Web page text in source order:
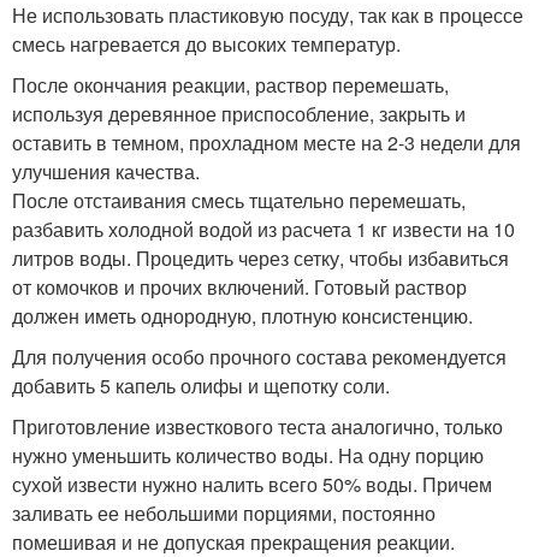
Не использовать пластиковую посуду, так как в процессе
смесь нагревается до высоких температур.
После окончания реакции, раствор перемешать,
используя деревянное приспособление, закрыть и
оставить в темном, прохладном месте на 2-3 недели для
улучшения качества.
После отстаивания смесь тщательно перемешать,
разбавить холодной водой из расчета 1 кг извести на 10
литров воды. Процедить через сетку, чтобы избавиться
от комочков и прочих включений. Готовый раствор
должен иметь однородную, плотную консистенцию.
Для получения особо прочного состава рекомендуется
добавить 5 капель олифы и щепотку соли.
Приготовление известкового теста аналогично, только
нужно уменьшить количество воды. На одну порцию
сухой извести нужно налить всего 50% воды. Причем
заливать ее небольшими порциями, постоянно
помешивая и не допуская прекращения реакции.